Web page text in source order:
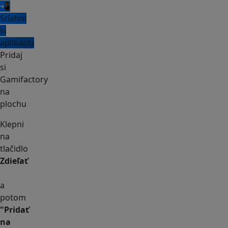
📲
Stiahni
si
aplikáciu
Pridaj
si
Gamifactory
na
plochu
Klepni
na
tlačidlo
Zdieľať
a
potom
"Pridať
na